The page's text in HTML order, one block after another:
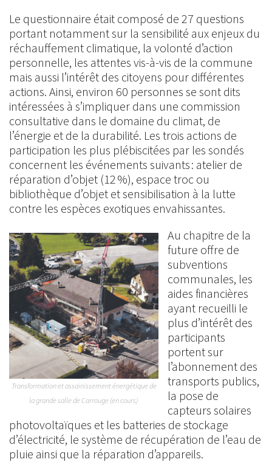
Le questionnaire était composé de 27 questions
portant notamment sur la sensibilité aux enjeux du
réchauffement climatique, la volonté d’action
personnelle, les attentes vis-à-vis de la commune
mais aussi l’intérêt des citoyens pour différentes
actions. Ainsi, environ 60 personnes se sont dits
intéressées à s’impliquer dans une commission
consultative dans le domaine du climat, de
l’énergie et de la durabilité. Les trois actions de
participation les plus plébiscitées par les sondés
concernent les événements suivants : atelier de
réparation d’objet (12 %), espace troc ou
bibliothèque d’objet et sensibilisation à la lutte
contre les espèces exotiques envahissantes.
Transformation et assainissement énergétique de
la grande salle de Carrouge (en cours)
Au chapitre de la
future offre de
subventions
communales, les
aides financières
ayant recueilli le
plus d’intérêt des
participants
portent sur
l’abonnement des
transports publics,
la pose de
capteurs solaires
photovoltaïques et les batteries de stockage
d’électricité, le système de récupération de l’eau de
pluie ainsi que la réparation d’appareils.